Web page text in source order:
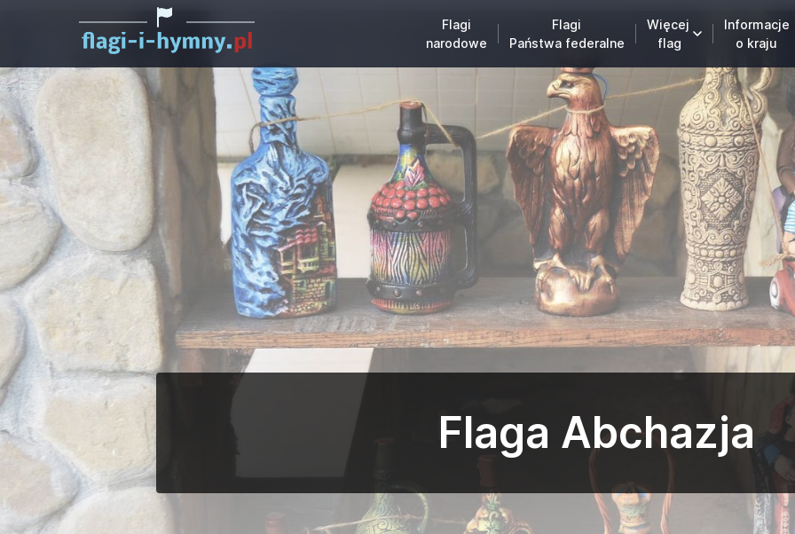
Flagi
narodowe
Flagi
Państwa federalne
Więcej
flag
Informacje
o kraju
Flaga Abchazja